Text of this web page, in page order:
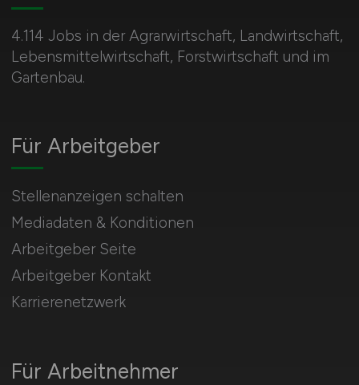
4.114 Jobs in der Agrarwirtschaft, Landwirtschaft,
Lebensmittelwirtschaft, Forstwirtschaft und im
Gartenbau.
Für Arbeitnehmer
Für Arbeitgeber
Stellenanzeigen schalten
Mediadaten & Konditionen
Arbeitgeber Seite
Arbeitgeber Kontakt
Karrierenetzwerk